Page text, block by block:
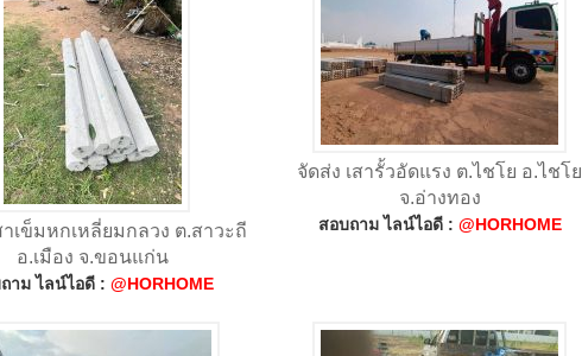
าเข็มหกเหลี่ยมกลวง ต.สาวะถี
อ.เมือง จ.ขอนแก่น
าม ไลน์ไอดี :@HORHOME
จัดส่ง เสารั้วอัดแรง ต.ไชโย อ.ไชโย
จ.อ่างทอง
สอบถาม ไลน์ไอดี : @HORHOME